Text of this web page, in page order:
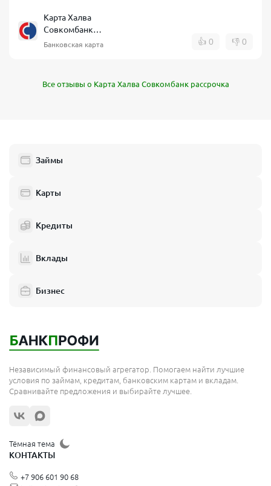
Карта Халва
Совкомбанк
рассрочка
Банковская карта 👍 0 👎 0
Все отзывы о Карта Халва Совкомбанк рассрочка
Займы
Карты
Кредиты
Вклады
Бизнес
Независимый финансовый агрегатор. Помогаем найти лучшие
условия по займам, кредитам, банковским картам и вкладам.
Сравнивайте предложения и выбирайте лучшее.
Тёмная тема
КОНТАКТЫ
+7 906 601 90 68